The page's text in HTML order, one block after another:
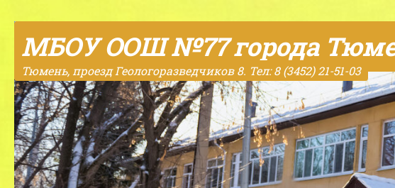
Skip to content
МБОУ ООШ №77 города
Тюмень, проезд Геологоразведчиков 8. Тел: 8 (3452) 21-51-03